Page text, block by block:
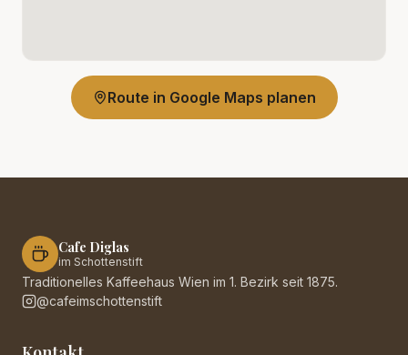
Route in Google Maps planen
Cafe Diglas
im Schottenstift
Traditionelles Kaffeehaus Wien im 1. Bezirk seit 1875.
@cafeimschottenstift